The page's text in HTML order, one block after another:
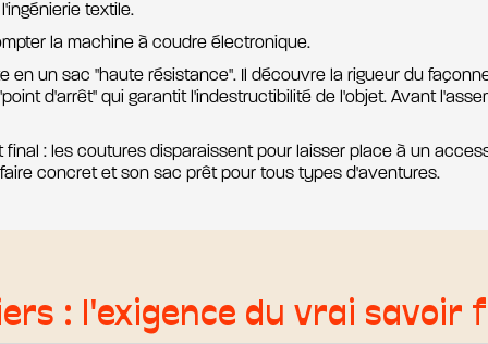
textile.
la machine à coudre électronique.
en un sac "haute résistance". Il découvre la rigueur du
d'arrêt" qui garantit l'indestructibilité de l'objet. Avant
: les coutures disparaissent pour laisser place à un
concret et son sac prêt pour tous types d'aventures.
: l'exigence du vrai savoir